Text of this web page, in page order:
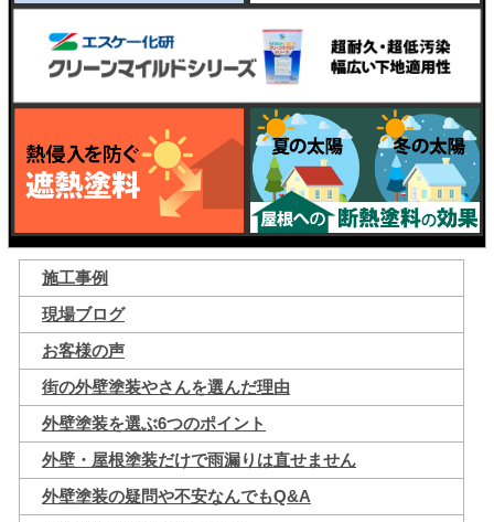
施工事例
現場ブログ
お客様の声
街の外壁塗装やさんを選んだ理由
外壁塗装を選ぶ6つのポイント
外壁・屋根塗装だけで雨漏りは直せません
外壁塗装の疑問や不安なんでもQ&A